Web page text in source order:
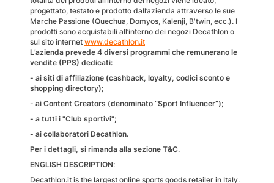
progettato, testato e prodotto dall’azienda attraverso le sue
Marche Passione (Quechua, Domyos, Kalenji, B'twin, ecc.). I
prodotti sono acquistabili all’interno dei negozi Decathlon o
sul sito internet www.decathlon.it
L’azienda prevede 4 diversi programmi che remunerano le
vendite (PPS) dedicati:
- ai siti di affiliazione (cashback, loyalty, codici sconto e
shopping directory);
- ai Content Creators (denominato “Sport Influencer”);
- a tutti i "Club sportivi";
- ai collaboratori Decathlon.
Per i dettagli, si rimanda alla sezione T&C.
ENGLISH DESCRIPTION:
Decathlon.it is the largest online sports goods retailer in Italy.